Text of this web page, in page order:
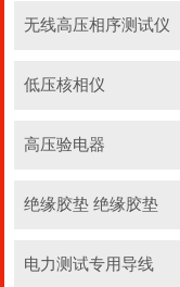
无线高压相序测试仪
低压核相仪
高压验电器
绝缘胶垫 绝缘胶垫
电力测试专用导线